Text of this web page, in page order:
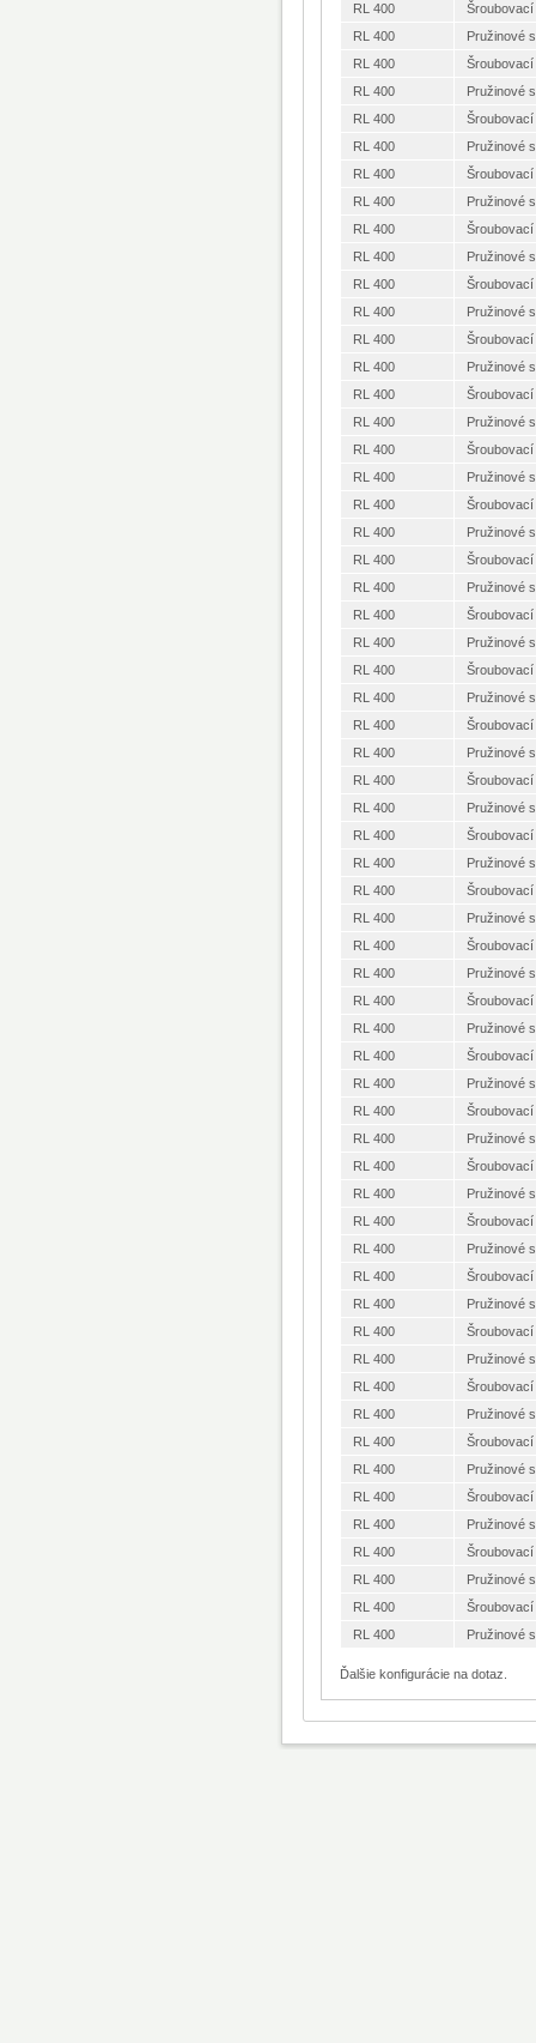
RL 400
RL 400
Pružinové
RL 400
RL 400
Pružinové
RL 400
RL 400
Pružinové
RL 400
RL 400
Pružinové
RL 400
RL 400
Pružinové
RL 400
RL 400
Pružinové
RL 400
RL 400
Pružinové
RL 400
RL 400
Pružinové
RL 400
RL 400
Pružinové
RL 400
RL 400
Pružinové
RL 400
RL 400
Pružinové
RL 400
RL 400
Pružinové
RL 400
RL 400
Pružinové
RL 400
RL 400
Pružinové
RL 400
RL 400
Pružinové
RL 400
RL 400
Pružinové
RL 400
RL 400
Pružinové
RL 400
RL 400
Pružinové
RL 400
RL 400
Pružinové
RL 400
RL 400
Pružinové
RL 400
RL 400
Pružinové
RL 400
RL 400
Pružinové
RL 400
RL 400
Pružinové
RL 400
RL 400
Pružinové
RL 400
RL 400
Pružinové
RL 400
RL 400
Pružinové
RL 400
RL 400
Pružinové
RL 400
RL 400
Pružinové
RL 400
RL 400
Pružinové
RL 400
RL 400
Pružinové
Ďalšie konfigurácie na dotaz.